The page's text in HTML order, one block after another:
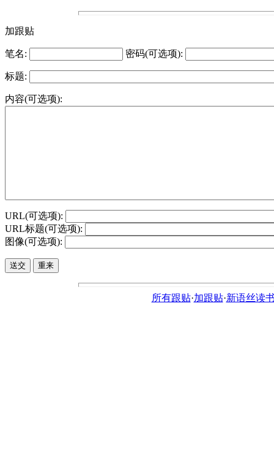
加跟贴
笔名: 密码(可选项):
标题:
内容(可选项):
URL(可选项):
URL标题(可选项):
图像(可选项):
所有跟贴·加跟贴·新语丝读